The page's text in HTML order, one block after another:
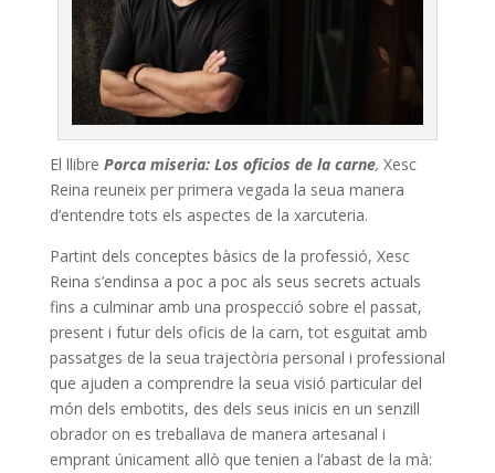
El llibre Porca miseria: Los oficios de la carne, Xesc
Reina reuneix per primera vegada la seua manera
d’entendre tots els aspectes de la xarcuteria.
Partint dels conceptes bàsics de la professió, Xesc
Reina s’endinsa a poc a poc als seus secrets actuals
fins a culminar amb una prospecció sobre el passat,
present i futur dels oficis de la carn, tot esguitat amb
passatges de la seua trajectòria personal i professional
que ajuden a comprendre la seua visió particular del
món dels embotits, des dels seus inicis en un senzill
obrador on es treballava de manera artesanal i
emprant únicament allò que tenien a l’abast de la mà: